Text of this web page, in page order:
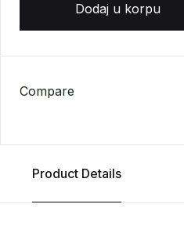
Dodaj u korpu
Compare
Product Details